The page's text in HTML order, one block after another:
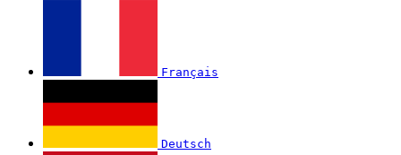
Français
Deutsch